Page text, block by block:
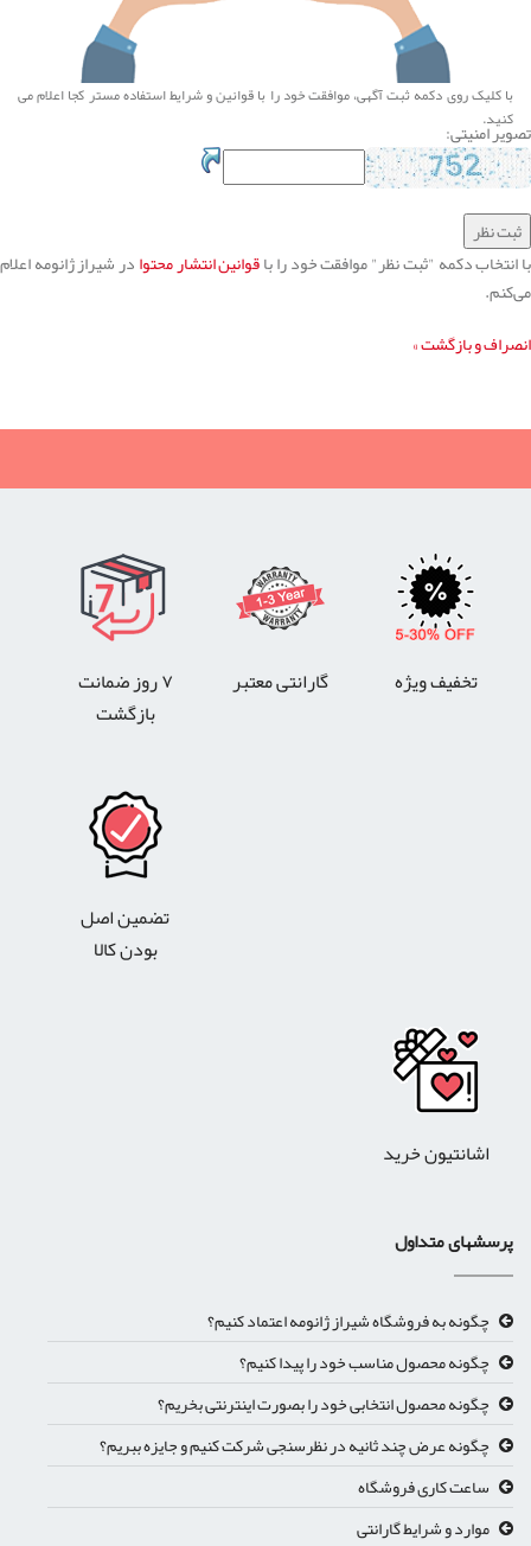
با کلیک روی دکمه ثبت آگهی، موافقت خود را باقوانین و شرایط استفادهمستر کجا اعلام می
کنید.
تصویر امنیتی:
با انتخاب دکمه "ثبت نظر" موافقت خود را باقوانین انتشار محتوادر شیراز ژانومه اعلام
می‌کنم.
انصراف و بازگشت »
تخفیف ویژه گارانتی معتبر
۷ روز ضمانت
بازگشت
تضمین اصل
بودن کالا
اشانتیون خرید
پرسشهای متداول
چگونه به فروشگاه شیراز ژانومه اعتماد کنیم؟
چگونه محصول مناسب خود را پیدا کنیم؟
چگونه محصول انتخابی خود را بصورت اینترنتی بخریم؟
چگونه عرض چند ثانیه در نظرسنجی شرکت کنیم و جایزه ببریم؟
ساعت کاری فروشگاه
موارد و شرایط گارانتی